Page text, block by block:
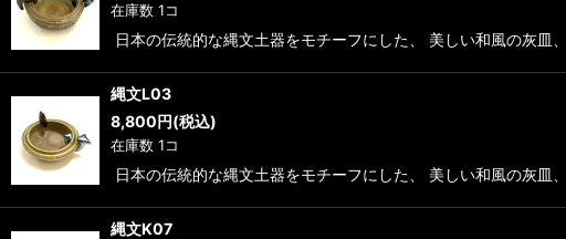
在庫数 1コ
日本の伝統的な縄文土器をモチーフにした、 美しい和風の灰
縄文L03
8,800円(税込)
在庫数 1コ
日本の伝統的な縄文土器をモチーフにした、 美しい和風の灰
縄文K07